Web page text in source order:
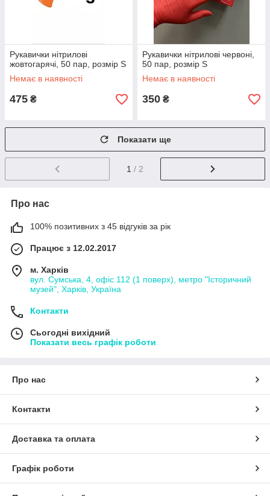
Рукавички нітрилові
жовтогарячі, 50 пар, розмір S
Немає в наявності
475 ₴
Рукавички нітрилові червоні,
50 пар, розмір S
Немає в наявності
350 ₴
Показати ще
1 / 2
Про нас
100% позитивних з 45 відгуків за рік
Працює з 12.02.2017
м. Харків
вул. Сумська, 4, офіс 112 (1 поверх), метро "Історичний
музей", Харків, Україна
Контакти
Сьогодні вихідний
Показати весь графік роботи
Про нас
Контакти
Доставка та оплата
Графік роботи